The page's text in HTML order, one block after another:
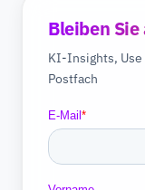
Bleiben
KI-Insights, Use
Postfach